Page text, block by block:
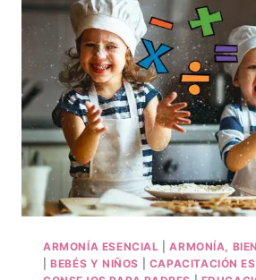
ARMONÍA ESENCIAL |ARMONÍA,
|BEBÉS Y NIÑOS CAPACITACIÓN